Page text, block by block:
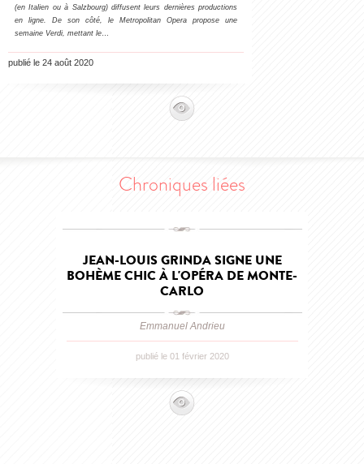
(en Italien ou à Salzbourg) diffusent leurs dernières productions
en ligne. De son côté, le Metropolitan Opera propose une
semaine Verdi, mettant le…
publié le 24 août 2020
Chroniques liées
JEAN-LOUIS GRINDA SIGNE UNE
BOHÈME CHIC À L'OPÉRA DE MONTE-
CARLO
Emmanuel Andrieu
publié le 01 février 2020